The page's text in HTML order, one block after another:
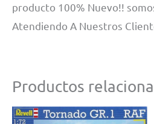
producto 100% Nuevo!!
Atendiendo A Nuestros
Productos